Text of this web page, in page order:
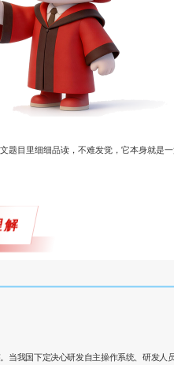
目里细细品读，不难发觉，它本身就是
解
当我国下定决心研发自主操作系统、研发人